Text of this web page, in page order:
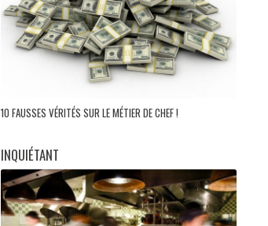
10 FAUSSES VÉRITÉS SUR LE MÉTIER DE CHEF !
INQUIÉTANT